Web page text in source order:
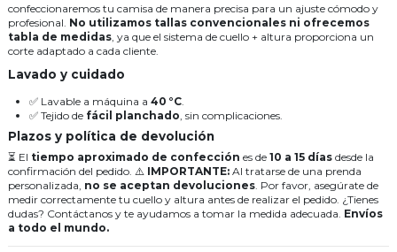
confeccionaremos tu camisa de manera precisa para un ajuste cómodo y
profesional. No utilizamos tallas convencionales ni ofrecemos
tabla de medidas, ya que el sistema de cuello + altura proporciona un
corte adaptado a cada cliente.
Lavado y cuidado
✅ Lavable a máquina a 40 °C.
✅ Tejido de fácil planchado, sin complicaciones.
Plazos y política de devolución
⏳ El tiempo aproximado de confección es de 10 a 15 días desde la
confirmación del pedido. ⚠️ IMPORTANTE: Al tratarse de una prenda
personalizada, no se aceptan devoluciones. Por favor, asegúrate de
medir correctamente tu cuello y altura antes de realizar el pedido. ¿Tienes
dudas? Contáctanos y te ayudamos a tomar la medida adecuada. Envíos
a todo el mundo.